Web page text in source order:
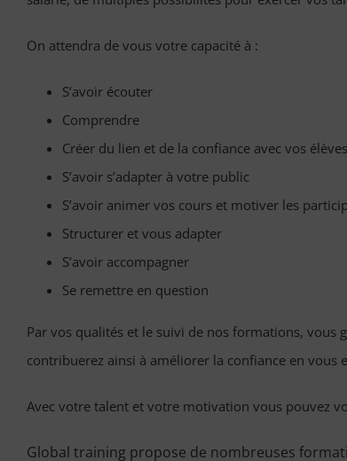
On attendra de vous votre capacité à :
S’avoir écouter
Comprendre
Créer du lien et de la confiance avec vos élèves
S’avoir s’adapter à votre public
S’avoir animer vos cours et motiver les
Structurer et vous adapter
S’avoir accompagner
Se remettre en question
Par vos qualités et le suivi de nos formations, vous
contribuerez ainsi à améliorer la confiance en
Avec votre talent et votre motivation vous pouvez
Global training propose de nombreuses